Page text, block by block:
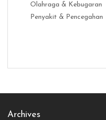
Olahraga & Kebugaran
Penyakit & Pencegahan
Archives